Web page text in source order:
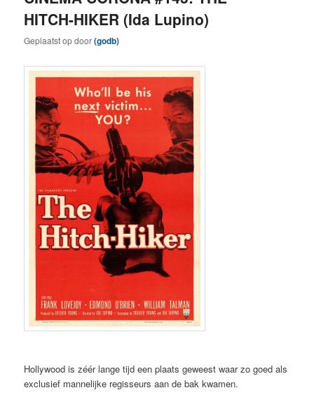
HITCH-HIKER (Ida Lupino)
Geplaatst opdoor(godb)
Hollywood is zéér lange tijd een plaats geweest waar zo goed als
exclusief mannelijke regisseurs aan de bak kwamen.